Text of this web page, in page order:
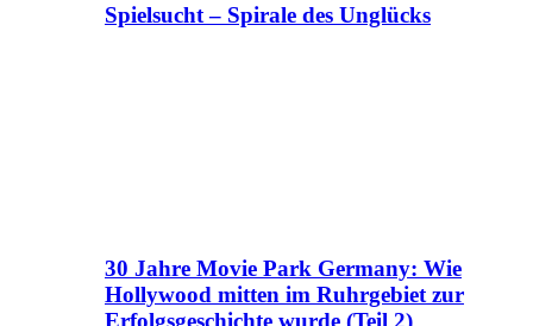
Spielsucht – Spirale des Unglücks
30 Jahre Movie Park Germany: Wie
Hollywood mitten im Ruhrgebiet zur
Erfolgsgeschichte wurde (Teil 2)